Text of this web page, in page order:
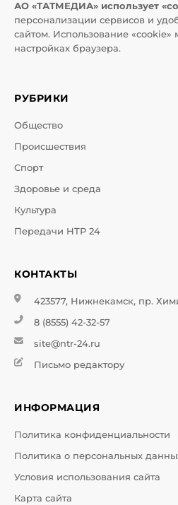
АО «ТАТМЕДИА» использует
персонализации сервисов и
сайтом. Использование «cookie»
настройках браузера.
РУБРИКИ
Общество
Происшествия
Спорт
Здоровье и среда
Культура
Передачи НТР 24
КОНТАКТЫ
423577, Нижнекамск, пр.
8 (8555) 42-32-57
site@ntr-24.ru
Письмо редактору
ИНФОРМАЦИЯ
Политика конфиденциальности
Политика о персональных
Условия использования сайта
Карта сайта